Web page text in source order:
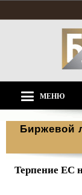
МЕНЮ
Биржевой
Терпение ЕС